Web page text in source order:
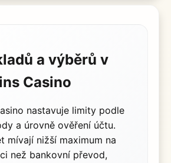
a výběrů v
Casino
nastavuje limity podle
a úrovně ověření účtu.
mívají nižší maximum na
než bankovní převod,